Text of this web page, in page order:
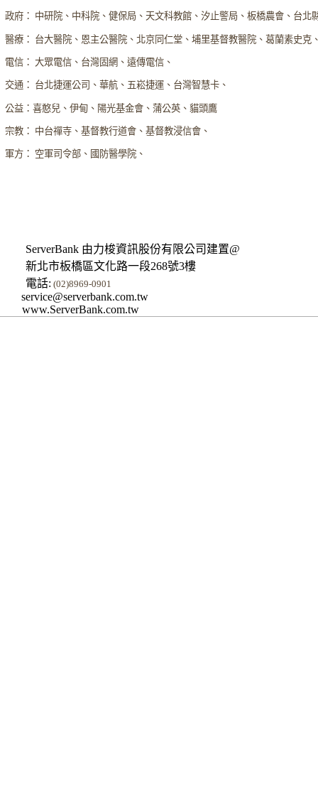
政府： 中研院、中科院、健保局、天文科教館、汐止警局、板橋農會、台北
醫療： 台大醫院、恩主公醫院、北京同仁堂、埔里基督教醫院、葛蘭素史克
電信： 大眾電信、台灣固網、遠傳電信、
交通： 台北捷運公司、華航、五崧捷運、台灣智慧卡、
公益：喜憨兒、伊甸、陽光基金會、蒲公英、貓頭鷹
宗教： 中台禪寺、基督教行道會、基督教浸信會、
軍方： 空軍司令部、國防醫學院、
ServerBank 由力梭資訊股份有限公司建置@
新北市板橋區文化路一段268號3樓
電話: (02)8969-0901
service@serverbank.com.tw
www.ServerBank.com.tw